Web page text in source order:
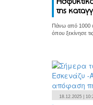
της
Πάνω από 1000
όπου ξεκίνησε
18.12.2025 |